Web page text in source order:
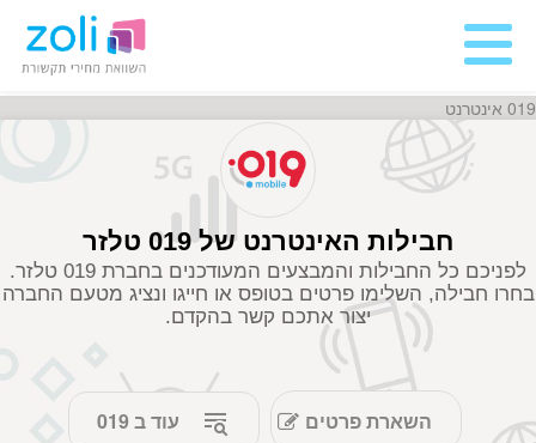
019 אינטרנט
חבילות האינטרנט של 019 טלזר
לפניכם כל החבילות והמבצעים המעודכנים בחברת 019 טלזר.
בחרו חבילה, השלימו פרטים בטופס או חייגו ונציג מטעם החברה
יצור אתכם קשר בהקדם.
השארת פרטים עוד ב 019